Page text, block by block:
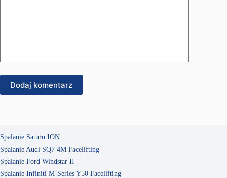
Dodaj komentarz
Spalanie Saturn ION
Spalanie Audi SQ7 4M Facelifting
Spalanie Ford Windstar II
Spalanie Infiniti M-Series Y50 Facelifting